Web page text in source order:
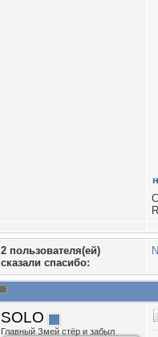
2 пользователя(ей)
сказали cпасибо:
SOLO
Главный Змей стёр и забыл